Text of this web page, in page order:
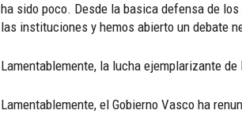
ha sido poco. Desde la basica defensa de
las instituciones y hemos abierto un debate
Lamentablemente, la lucha ejemplarizante
Lamentablemente, el Gobierno Vasco ha